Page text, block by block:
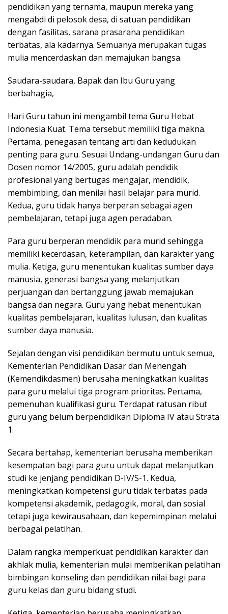
pendidikan yang ternama, maupun mereka yang
mengabdi di pelosok desa, di satuan pendidikan
dengan fasilitas, sarana prasarana pendidikan
terbatas, ala kadarnya. Semuanya merupakan tugas
mulia mencerdaskan dan memajukan bangsa.
Saudara-saudara, Bapak dan Ibu Guru yang
berbahagia,
Hari Guru tahun ini mengambil tema Guru Hebat
Indonesia Kuat. Tema tersebut memiliki tiga makna.
Pertama, penegasan tentang arti dan kedudukan
penting para guru. Sesuai Undang-undangan Guru dan
Dosen nomor 14/2005, guru adalah pendidik
profesional yang bertugas mengajar, mendidik,
membimbing, dan menilai hasil belajar para murid.
Kedua, guru tidak hanya berperan sebagai agen
pembelajaran, tetapi juga agen peradaban.
Para guru berperan mendidik para murid sehingga
memiliki kecerdasan, keterampilan, dan karakter yang
mulia. Ketiga, guru menentukan kualitas sumber daya
manusia, generasi bangsa yang melanjutkan
perjuangan dan bertanggung jawab memajukan
bangsa dan negara. Guru yang hebat menentukan
kualitas pembelajaran, kualitas lulusan, dan kualitas
sumber daya manusia.
Sejalan dengan visi pendidikan bermutu untuk semua,
Kementerian Pendidikan Dasar dan Menengah
(Kemendikdasmen) berusaha meningkatkan kualitas
para guru melalui tiga program prioritas. Pertama,
pemenuhan kualifikasi guru. Terdapat ratusan ribut
guru yang belum berpendidikan Diploma IV atau Strata
1.
Secara bertahap, kementerian berusaha memberikan
kesempatan bagi para guru untuk dapat melanjutkan
studi ke jenjang pendidikan D-IV/S-1. Kedua,
meningkatkan kompetensi guru tidak terbatas pada
kompetensi akademik, pedagogik, moral, dan sosial
tetapi juga kewirausahaan, dan kepemimpinan melalui
berbagai pelatihan.
Dalam rangka memperkuat pendidikan karakter dan
akhlak mulia, kementerian mulai memberikan pelatihan
bimbingan konseling dan pendidikan nilai bagi para
guru kelas dan guru bidang studi.